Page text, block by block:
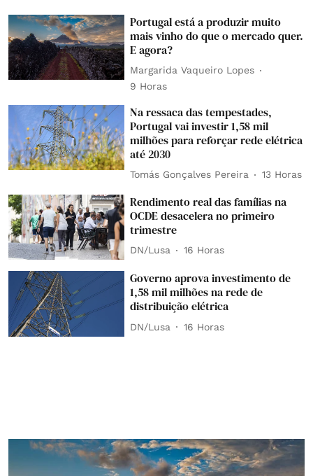
Portugal está a produzir muito
mais vinho do que o mercado quer.
E agora?
Margarida Vaqueiro Lopes
9 Horas
Na ressaca das tempestades,
Portugal vai investir 1,58 mil
milhões para reforçar rede elétrica
até 2030
Tomás Gonçalves Pereira 13 Horas
Rendimento real das famílias na
OCDE desacelera no primeiro
trimestre
DN/Lusa 16 Horas
Governo aprova investimento de
1,58 mil milhões na rede de
distribuição elétrica
DN/Lusa 16 Horas